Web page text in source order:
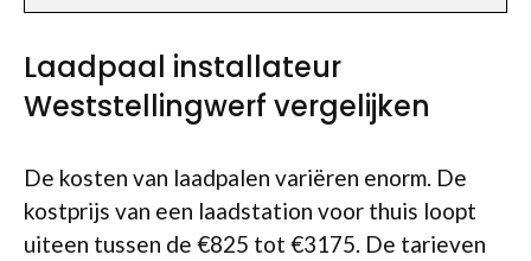
Laadpaal installateur
Weststellingwerf vergelijken
De kosten van laadpalen variëren enorm. De
kostprijs van een laadstation voor thuis loopt
uiteen tussen de €825 tot €3175. De tarieven